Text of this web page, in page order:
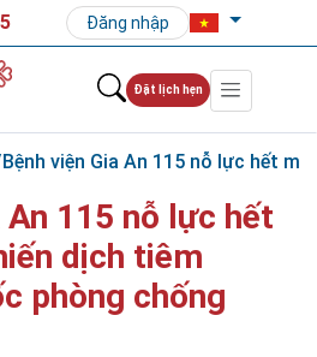
Đăng nhập
Đặt lịch hẹn
Bệnh viện Gia An 115 nỗ lực hết
An 115 nỗ lực hết
dịch tiêm
phòng chống